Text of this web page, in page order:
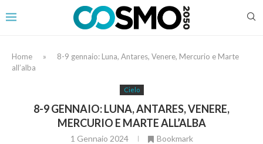
Home »
8-9 gennaio: Luna, Antares, Venere, Mercurio e Marte
all’alba
Cielo
8-9 GENNAIO: LUNA, ANTARES, VENERE,
MERCURIO E MARTE ALL’ALBA
1 Gennaio 2024 Bookmark